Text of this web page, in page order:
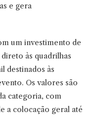
e gera
um investimento de
às quadrilhas
destinados às
Os valores são
categoria, com
a colocação geral até